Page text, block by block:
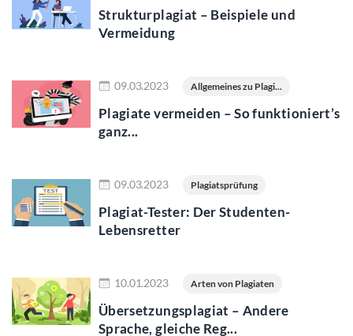
Strukturplagiat – Beispiele und
Vermeidung
09.03.2023 Allgemeines zu Plagi...
Plagiate vermeiden – So funktioniert’s
ganz...
09.03.2023 Plagiatsprüfung
Plagiat-Tester: Der Studenten-
Lebensretter
10.01.2023 Arten von Plagiaten
Übersetzungsplagiat – Andere
Sprache, gleiche Reg...